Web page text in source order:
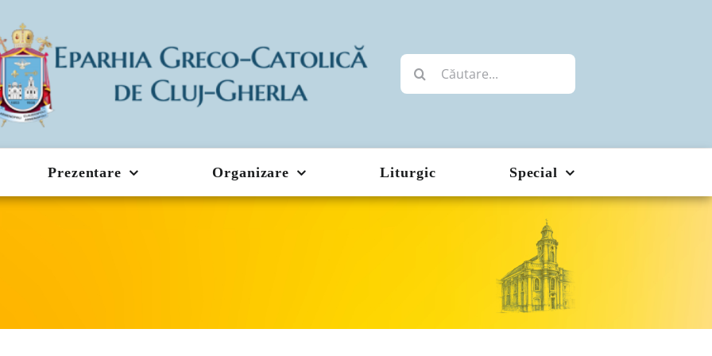
Cautare...
Prezentare Organizare Liturgic Special